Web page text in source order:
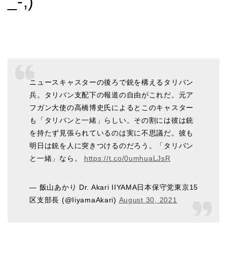
ニュースキャスターの後ろで銃を構えるタリバン
兵。タリバン支配下の報道の自由がこれだ。元ア
フガン大使の高橋博史氏によるとこのキャスター
も「タリバンと一緒」らしい。その割には彼は銃
を持たず見張られているのは実に不思議だ。彼も
明日は銃を人に突きつけるのだろう。「タリバン
と一緒」なら。 https://t.co/0umhuaLJsR
— 飯山あかり Dr. Akari IIYAMA日本保守党東京15
区支部長 (@IiyamaAkari) August 30, 2021